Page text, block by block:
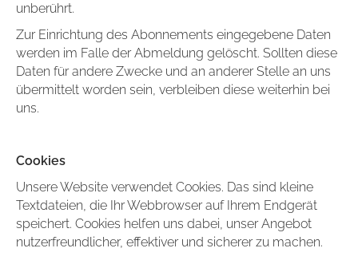
unberührt.
Zur Einrichtung des Abonnements eingegebene Daten
werden im Falle der Abmeldung gelöscht. Sollten diese
Daten für andere Zwecke und an anderer Stelle an uns
übermittelt worden sein, verbleiben diese weiterhin bei
uns.
Cookies
Unsere Website verwendet Cookies. Das sind kleine
Textdateien, die Ihr Webbrowser auf Ihrem Endgerät
speichert. Cookies helfen uns dabei, unser Angebot
nutzerfreundlicher, effektiver und sicherer zu machen.